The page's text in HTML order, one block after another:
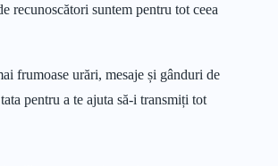
recunoscători suntem pentru tot ceea
frumoase urări, mesaje și gânduri de
pentru a te ajuta să-i transmiți tot